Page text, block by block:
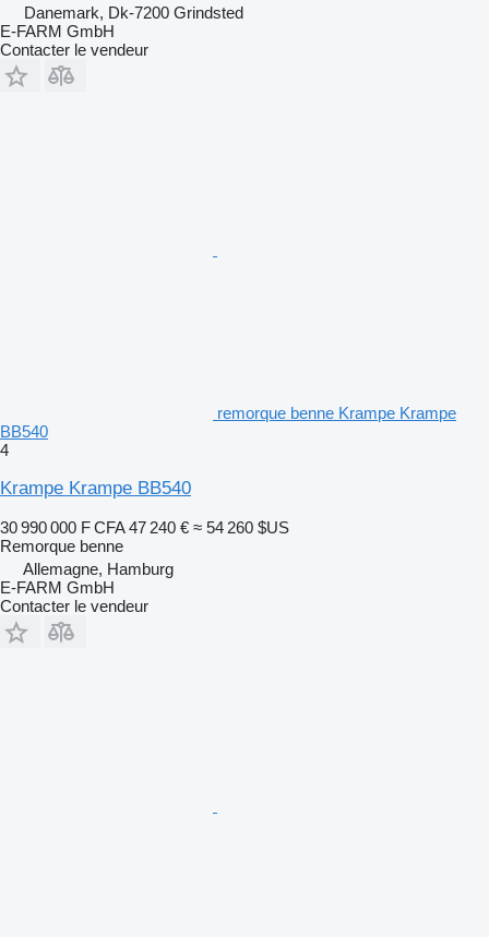
Danemark, Dk-7200 Grindsted
E-FARM GmbH
Contacter le vendeur
remorque benne Krampe Krampe
BB540
4
Krampe Krampe BB540
30 990 000 F CFA 47 240 € ≈ 54 260 $US
Remorque benne
Allemagne, Hamburg
E-FARM GmbH
Contacter le vendeur